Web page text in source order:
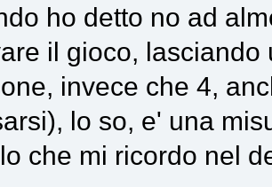
ho detto no ad
il gioco,
invece che 4,
lo so, e' una
che mi ricordo nel